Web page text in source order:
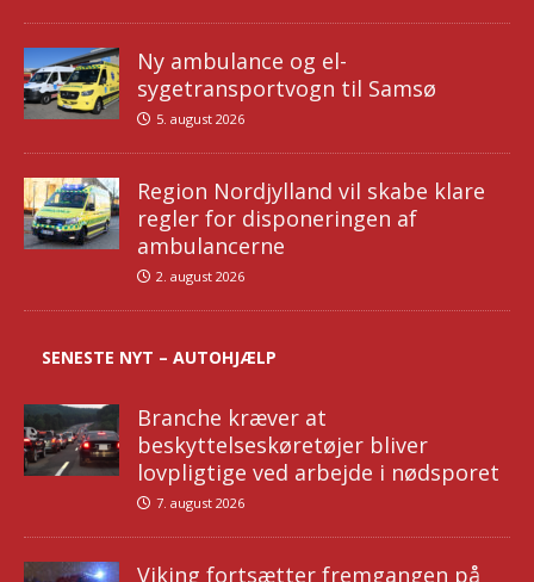
Ny ambulance og el-
sygetransportvogn til Samsø
5. august 2026
Region Nordjylland vil skabe klare
regler for disponeringen af
ambulancerne
2. august 2026
SENESTE NYT – AUTOHJÆLP
Branche kræver at
beskyttelseskøretøjer bliver
lovpligtige ved arbejde i nødsporet
7. august 2026
Viking fortsætter fremgangen på